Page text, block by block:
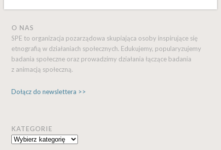
O NAS
SPE to organizacja pozarządowa skupiająca osoby inspirujące się
etnografią w działaniach społecznych. Edukujemy, popularyzujemy
badania społeczne oraz prowadzimy działania łączące badania
z animacją społeczną.
Dołącz do newslettera >>
KATEGORIE
Kategorie